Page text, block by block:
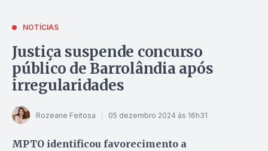
NOTÍCIAS
Justiça suspende concurso
público de Barrolândia após
irregularidades
Rozeane Feitosa 05 dezembro 2024 às 16h31
MPTO identificou favorecimento a